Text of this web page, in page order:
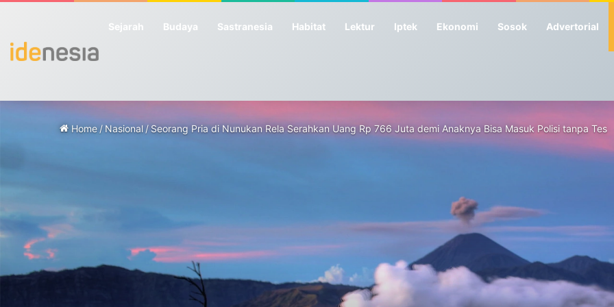
Sejarah Budaya Sastranesia Habitat Lektur Iptek Ekonomi Sosok Advertorial
Home /Nasional /Seorang Pria di Nunukan Rela Serahkan Uang Rp 766 Juta demi Anaknya Bisa Masuk Polisi tanpa Tes